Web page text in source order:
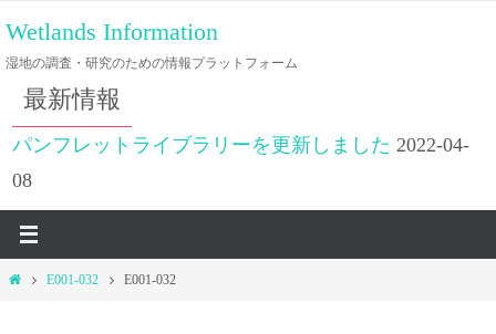
ン
テ
ツ
ス
プ
Wetlands Information
湿地の調査・研究のための情報プラットフォーム
最新情報
パンフレットライブラリーを更新しました 2022-04-
08
ホ
E001-032 E001-032